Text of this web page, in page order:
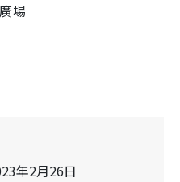
場
年2月26日